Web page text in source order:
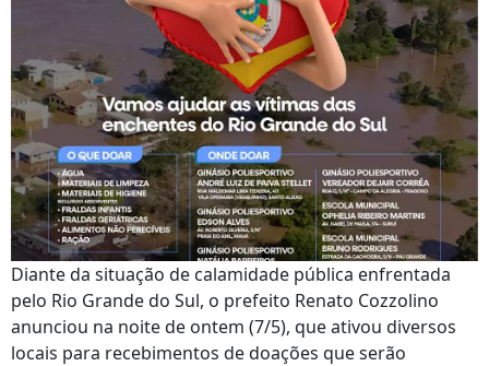
Diante da situação de calamidade pública enfrentada
pelo Rio Grande do Sul, o prefeito Renato Cozzolino
anunciou na noite de ontem (7/5), que ativou diversos
locais para recebimentos de doações que serão